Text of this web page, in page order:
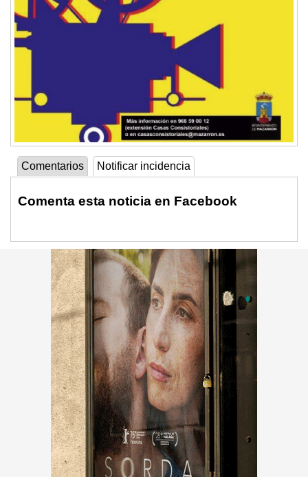
Comentarios Notificar incidencia
Comenta esta noticia en Facebook